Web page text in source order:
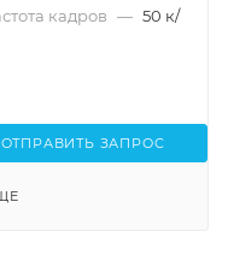
кадров — 50 к/
ОТПРАВИТЬ ЗАПРОС